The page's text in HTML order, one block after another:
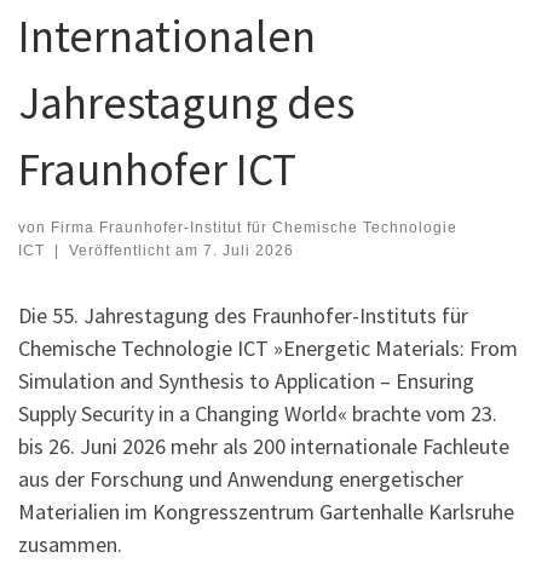
Internationalen
Jahrestagung des
Fraunhofer ICT
von Firma Fraunhofer-Institut für Chemische Technologie
ICT
| Veröffentlicht am 7. Juli 2026
Die 55. Jahrestagung des Fraunhofer-Instituts für
Chemische Technologie ICT »Energetic Materials: From
Simulation and Synthesis to Application – Ensuring
Supply Security in a Changing World« brachte vom 23.
bis 26. Juni 2026 mehr als 200 internationale Fachleute
aus der Forschung und Anwendung energetischer
Materialien im Kongresszentrum Gartenhalle Karlsruhe
zusammen.